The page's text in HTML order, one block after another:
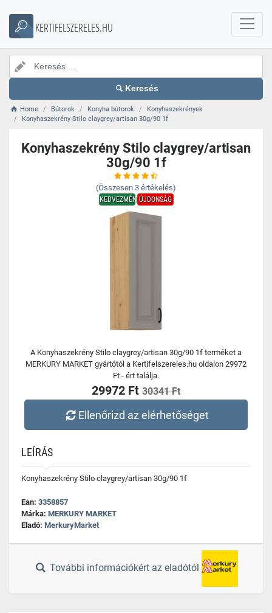
KERTIFELSZERELES.HU
Keresés
Home Bútorok Konyha bútorok
Konyhaszekrények
Konyhaszekrény Stilo claygrey/artisan 30g/90 1f
Konyhaszekrény Stilo claygrey/artisan
30g/90 1f
(Összesen 3 értékelés)
KEDVEZMÉNYÚJDONSÁG
A Konyhaszekrény Stilo claygrey/artisan 30g/90 1f terméket a
MERKURY MARKET gyártótól a Kertifelszereles.hu oldalon 29972
Ft - ért találja.
29972 Ft 30341 Ft
Ellenőrizd az elérhetőséget
LEÍRÁS
Konyhaszekrény Stilo claygrey/artisan 30g/90 1f
Ean: 3358857
Márka: MERKURY MARKET
Eladó: MerkuryMarket
További információkért az eladótól